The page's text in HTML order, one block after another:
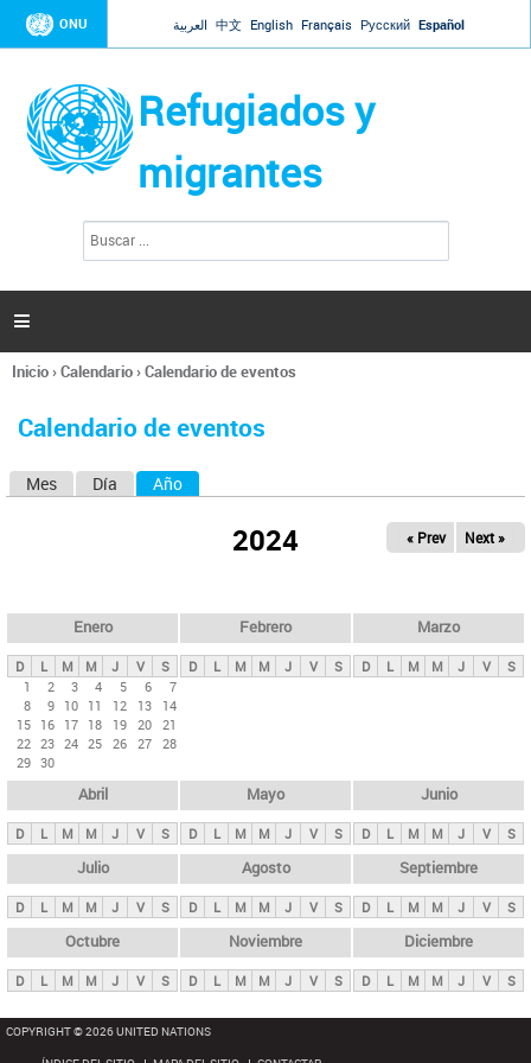
Jump to navigation
ONU العربية 中文 English Français Русский Español
Refugiados y
migrantes
l
d
s

Se
usted
Inicio›Calendario›Calendario de eventos
Calendario de eventos
s
p
n
i
p
a
l
s
Mes Día Año
2024 « Prev Next »
Enero
D L M M J V
S
1
2 3 4 5 6
7
8
9 10 11 12 13
14
15 16 17 18 19 20 21
22 23 24 25 26 27 28
29 30
Febrero
D L M M J V S
Marzo
D L M M J V S
Abril
D L M M J V S
Mayo
D L M M J V S
Junio
D L M M J V S
Julio
D L M M J V S
Agosto
D L M M J V S
Septiembre
D L M M J V S
Octubre
D L M M J V S
Noviembre
D L M M J V S
Diciembre
D L M M J V S
COPYRIGHT © 2026 UNITED NATIONS